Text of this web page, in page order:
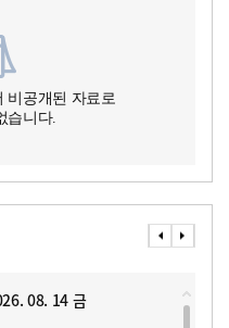
비공개된 자료로
습니다.
08. 14 금